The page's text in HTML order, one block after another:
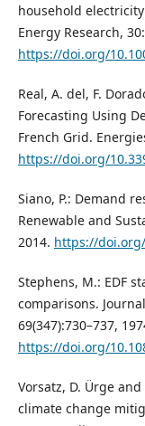
household
Energy Research,
https://doi.org/
Real, A. del, F.
Forecasting Using
French Grid.
https://doi.org/
Siano, P.: Demand
Renewable and
2014. https://
Stephens, M.: EDF
comparisons.
69(347):730–737,
https://doi.org/
Vorsatz, D. Ürge
climate change